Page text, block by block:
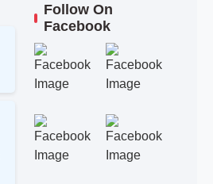
Follow On
Facebook